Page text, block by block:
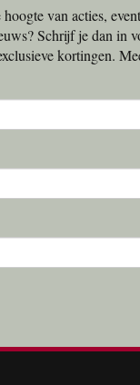
van acties,
Schrijf je dan in
kortingen.